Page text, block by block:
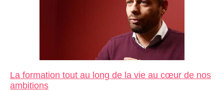
La formation tout au long de la vie au cœur de nos
ambitions